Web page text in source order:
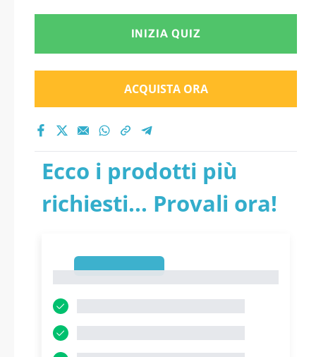
INIZIA QUIZ
ACQUISTA ORA
Ecco i prodotti più
richiesti... Provali ora!